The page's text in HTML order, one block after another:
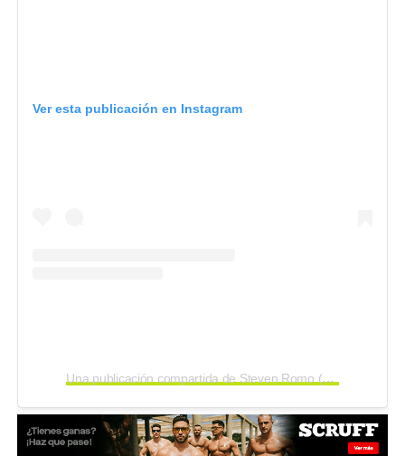
Ver esta publicación en Instagram
Una publicación compartida de Steven Romo (@stevenromo)